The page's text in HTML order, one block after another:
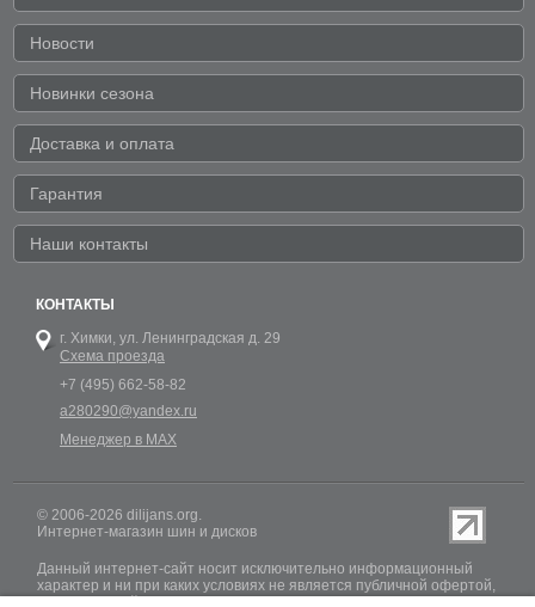
Новости
Новинки сезона
Доставка и оплата
Гарантия
Наши контакты
КОНТАКТЫ
г. Химки, ул. Ленинградская д. 29
Схема проезда
+7 (495) 662-58-82
a280290@yandex.ru
Менеджер в MAX
© 2006-2026 dilijans.org.
Интернет-магазин шин и дисков
Данный интернет-сайт носит исключительно информационный
характер и ни при каких условиях не является публичной офертой,
определяемой положениями Статьи 437 (2) Гражданского кодекса